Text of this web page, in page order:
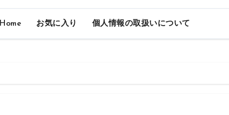
Home お気に入り 個人情報の取扱いについて